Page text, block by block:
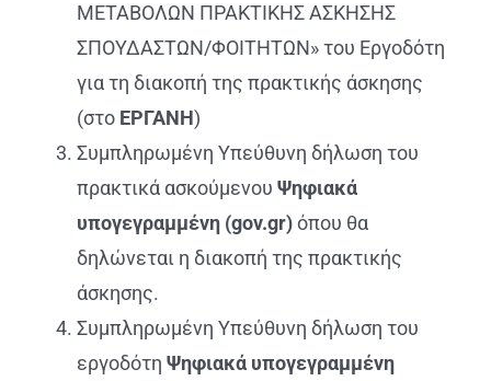
ΜΕΤΑΒΟΛΩΝ ΠΡΑΚΤΙΚΗΣ ΑΣΚΗΣΗΣ
ΣΠΟΥΔΑΣΤΩΝ/ΦΟΙΤΗΤΩΝ» του Εργοδότη
για τη διακοπή της πρακτικής άσκησης
(στο ΕΡΓΑΝΗ)
Συμπληρωμένη Υπεύθυνη δήλωση του
πρακτικά ασκούμενου Ψηφιακά
υπογεγραμμένη (gov.gr)όπου θα
δηλώνεται η διακοπή της πρακτικής
άσκησης.
Συμπληρωμένη Υπεύθυνη δήλωση του
εργοδότη Ψηφιακά υπογεγραμμένη